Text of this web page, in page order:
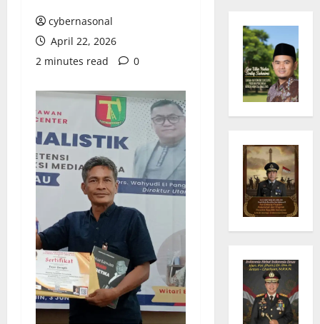
cybernasonal
April 22, 2026
2 minutes read
0